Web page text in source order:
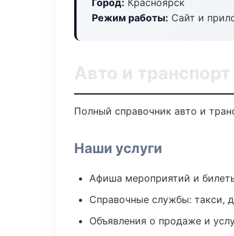
Город: Красноярск
Режим работы: Сайт и
Авто и
Полный справочник авто и
Наши услуги
Афиша мероприятий и
Справочные службы: такси,
Объявления о продаже и